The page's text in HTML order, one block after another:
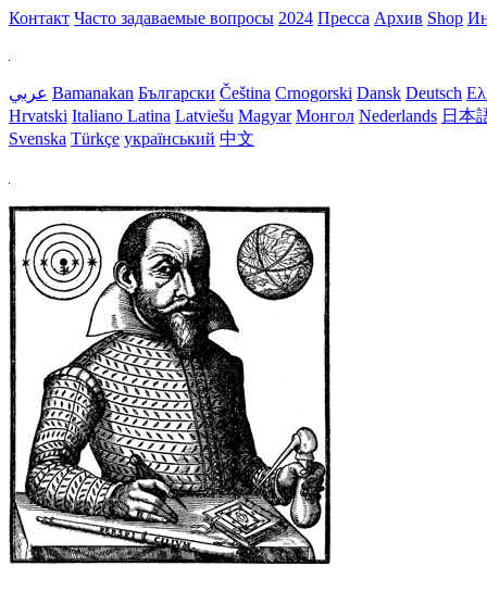
Контакт Часто задаваемые вопросы 2024 Пресса Aрхив Shop
عربي Bamanakan Български Čeština Crnogorski Dansk Deutsch
Hrvatski Italiano Latina Latviešu Magyar Монгол Nederlands 日本
Svenska Türkçe український 中文